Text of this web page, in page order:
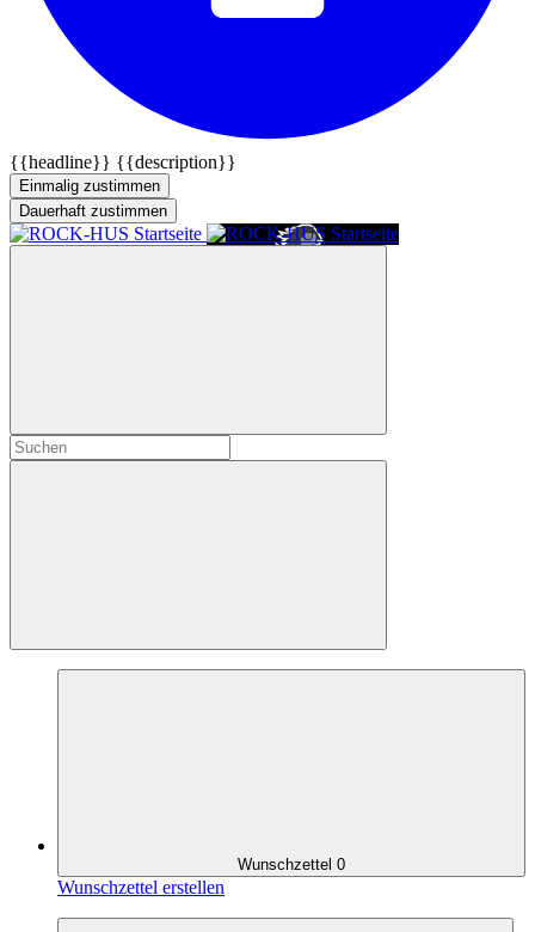
{{headline}} {{description}}
Einmalig zustimmen
Dauerhaft zustimmen
Wunschzettel 0
Wunschzettel erstellen